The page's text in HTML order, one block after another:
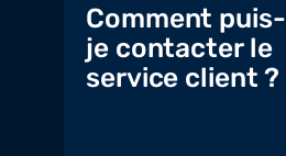
Comment puis-
je contacter le
service client ?